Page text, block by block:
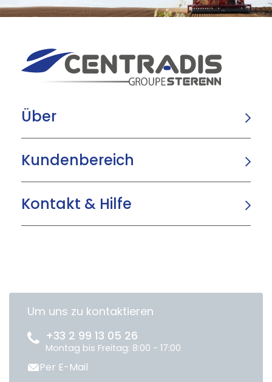
Über
Kundenbereich
Kontakt & Hilfe
Um uns zu kontaktieren
+33 2 99 13 05 26
Montag bis Freitag: 8:00 - 17:00
Per E-Mail